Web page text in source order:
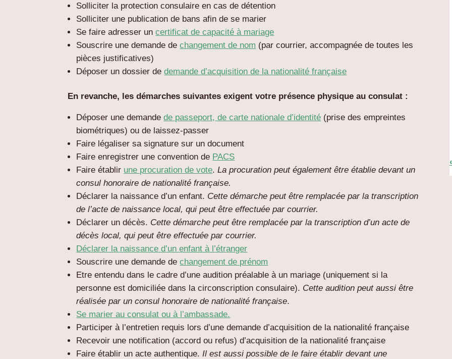
Solliciter la protection consulaire en cas de détention
Solliciter une publication de bans afin de se marier
Se faire adresser uncertificat de capacité à mariage
Souscrire une demande dechangement de nom (par courrier, accompagnée de toutes les
pièces justificatives)
Déposer un dossier dedemande d’acquisition de la nationalité française
En revanche, les démarches suivantes exigent votre présence physique au consulat :
Déposer une demandede passeport, de carte nationale d’identité (prise des empreintes
biométriques) ou de laissez-passer
Faire légaliser sa signature sur un document
Faire enregistrer une convention de PACS
Faire établir une procuration de vote.La procuration peut également être établie devant un
consul honoraire de nationalité française.
Déclarer la naissance d’un enfant. Cette démarche peut être remplacée par la transcription
de l’acte de naissance local, qui peut être effectuée par courrier.
Déclarer un décès. Cette démarche peut être remplacée par la transcription d’un acte de
décès local, qui peut être effectuée par courrier.
Déclarer la naissance d’un enfant à l’étranger
Souscrire une demande dechangement de prénom
Etre entendu dans le cadre d’une audition préalable à un mariage (uniquement si la
personne est domiciliée dans la circonscription consulaire). Cette audition peut aussi être
réalisée par un consul honoraire de nationalité française.
Se marier au consulat ou à l’ambassade.
Participer à l’entretien requis lors d’une demande d’acquisition de la nationalité française
Recevoir une notification (accord ou refus) d’acquisition de la nationalité française
Faire établir un acte authentique. Il est aussi possible de le faire établir devant une